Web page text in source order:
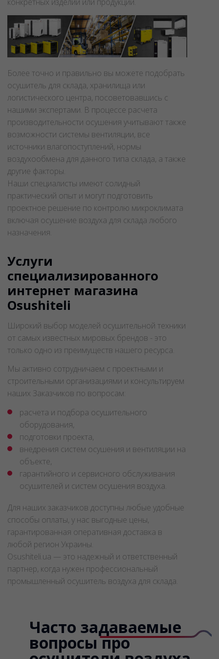
Более точно и правильно вы можете подобрать
осушитель для склада, хранилища или
логистического центра, посоветовавшись с
нашими экспертами. В процессе расчета
производительности осушения учитывают также
возможности системы вентиляции, все
источники влагопоступлений, нормы
воздухообмена для данного типа склада, а также
другие факторы.
Наши специалисты имеют солидный
практический опыт и могут подготовить
проектное решение по контролю микроклимата
включая осушение воздуха для склада любого
назначения.
Услуги
специализированного
интернет магазина
Osushiteli
Широкий выбор моделей осушительной техники
от самых известных мировых брендов - это
только одно из преимуществ нашего ресурса.
Мы активно сотрудничаем с проектными и
строительными организациями и консультируем
наших Заказчиков по вопросам:
расчета и подбора осушительного
оборудования,
подготовки проекта,
внедрения систем осушения и вентиляции на
объекте,
гарантийного и сервисного обслуживания
осушителей и систем осушения воздуха.
Для наших заказчиков доступны любые удобные
способы оплаты, у нас выгодные цены,
гарантированная оперативная доставка в
любой регион Украины.
Osushiteli.ua — это надежный и ответственный
партнер, когда нужен профессиональный
промышленный осушитель воздуха для склада.
Часто задаваемые
вопросы про